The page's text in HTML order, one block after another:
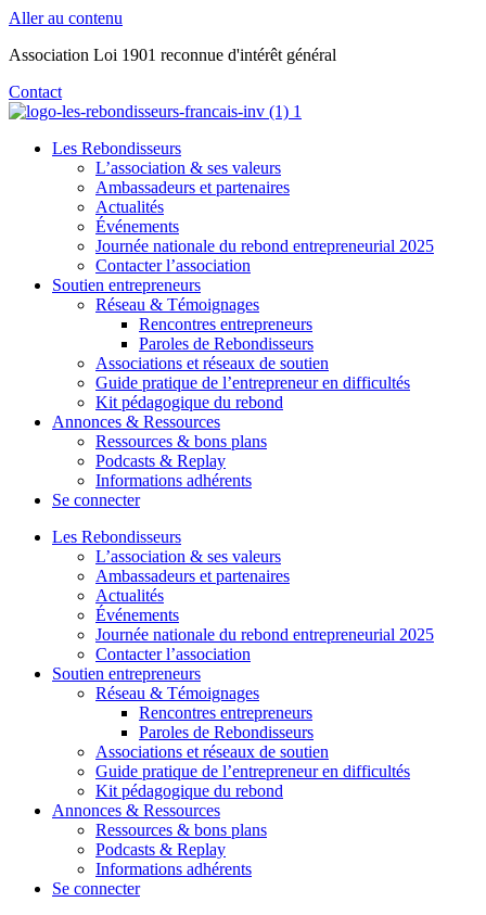
Aller au contenu
Association Loi 1901 reconnue d'intérêt général
Contact
Les Rebondisseurs
L’association & ses valeurs
Ambassadeurs et partenaires
Actualités
Événements
Journée nationale du rebond entrepreneurial 2025
Contacter l’association
Soutien entrepreneurs
Réseau & Témoignages
Rencontres entrepreneurs
Paroles de Rebondisseurs
Associations et réseaux de soutien
Guide pratique de l’entrepreneur en difficultés
Kit pédagogique du rebond
Annonces & Ressources
Ressources & bons plans
Podcasts & Replay
Informations adhérents
Se connecter
Les Rebondisseurs
L’association & ses valeurs
Ambassadeurs et partenaires
Actualités
Événements
Journée nationale du rebond entrepreneurial 2025
Contacter l’association
Soutien entrepreneurs
Réseau & Témoignages
Rencontres entrepreneurs
Paroles de Rebondisseurs
Associations et réseaux de soutien
Guide pratique de l’entrepreneur en difficultés
Kit pédagogique du rebond
Annonces & Ressources
Ressources & bons plans
Podcasts & Replay
Informations adhérents
Se connecter